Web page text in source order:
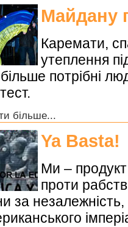
Майдану
Каремати,
утеплення
потрібні
більше...
Ya Basta!
Ми – продукт
проти
за